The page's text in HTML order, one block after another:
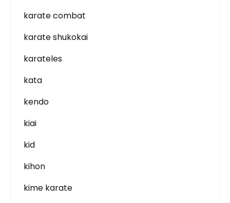
karate combat
karate shukokai
karateles
kata
kendo
kiai
kid
kihon
kime karate